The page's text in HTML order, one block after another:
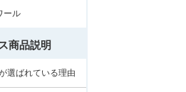
ール
商品説明
選ばれている理由